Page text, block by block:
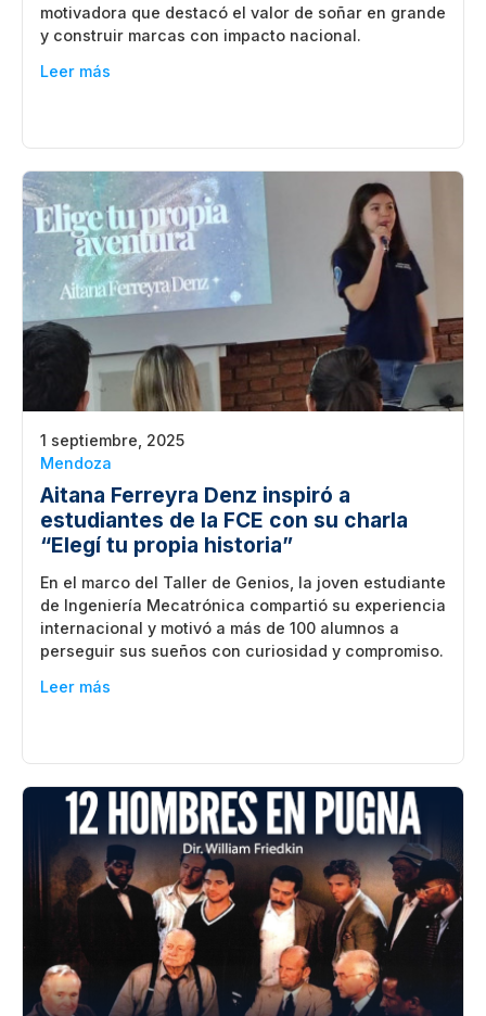
motivadora que destacó el valor de soñar en grande
y construir marcas con impacto nacional.
Leer más
1 septiembre, 2025
Mendoza
Aitana Ferreyra Denz inspiró a
estudiantes de la FCE con su charla
“Elegí tu propia historia”
En el marco del Taller de Genios, la joven estudiante
de Ingeniería Mecatrónica compartió su experiencia
internacional y motivó a más de 100 alumnos a
perseguir sus sueños con curiosidad y compromiso.
Leer más